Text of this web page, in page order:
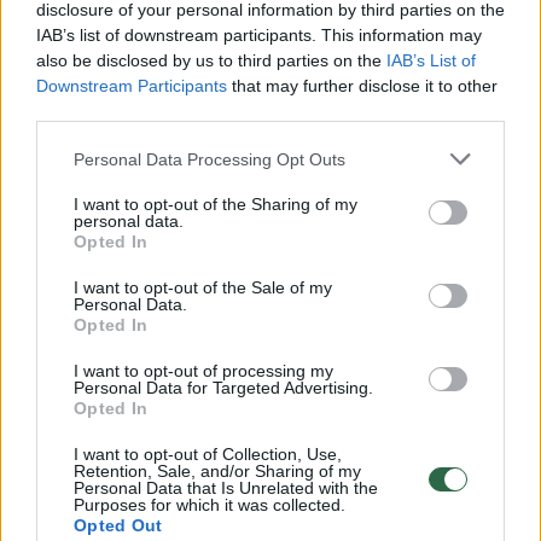
disclosure of your personal information by third parties on the
IAB’s list of downstream participants. This information may
also be disclosed by us to third parties on the IAB’s List of
Downstream Participants that may further disclose it to other
Personal Data Processing Opt Outs
I want to opt-out of the Sharing of my
personal data.
Opted In
I want to opt-out of the Sale of my
Personal Data.
Opted In
I want to opt-out of processing my
Personal Data for Targeted Advertising.
Opted In
I want to opt-out of Collection, Use,
Retention, Sale, and/or Sharing of my
Personal Data that Is Unrelated with the
Purposes for which it was collected.
Opted Out
00:00:30
Vaizdai iš tragiškos avarijos Vilniaus r.: dviejų moterų ir
vaiko gyvybių išgelbėti nepavyko
Žinios | Lietuvos diena
00:00:57
Savaitės vidurys nusimato karštas: temperatūra kils iki
32 laipsnių šilumos
Ukrainos politikoje: jis yra neteisus
Nufilmavo, kaip patvino Vilniaus Vakarinis aplinkkelis: